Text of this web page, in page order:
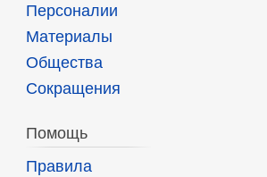
Персоналии
Материалы
Общества
Сокращения
Помощь
Правила